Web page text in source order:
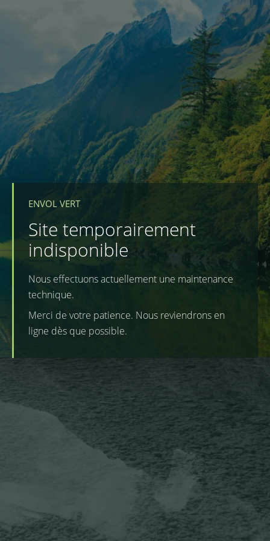
ENVOL VERT
Site temporairement
indisponible
Nous effectuons actuellement une maintenance
technique.
Merci de votre patience. Nous reviendrons en
ligne dès que possible.